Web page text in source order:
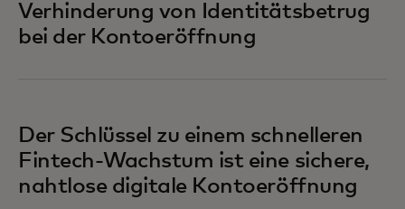
Verhinderung von Identitätsbetrug
bei der Kontoeröffnung
Der Schlüssel zu einem schnelleren
Fintech-Wachstum ist eine sichere,
nahtlose digitale Kontoeröffnung